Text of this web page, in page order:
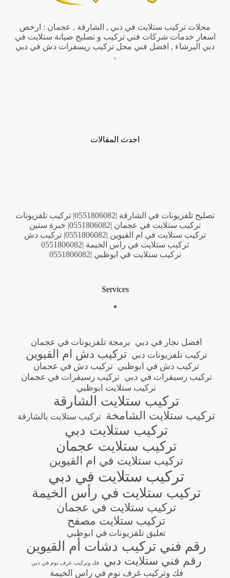
محلات تركيب ستلايت في دبي , الشارقة , عجمان : ارخص
اسعار خدمات شركات فني تركيب و تصليح صيانة ستلايت في
دبي البرشاء , افضل فني محل تركيب ريسفرات دش في دبي
,
احدث المقالات
تصليح تلفزيونات في الشارقة |0551806082| تركيب تلفزيونات
تركيب ستلايت في عجمان |0551806082| خبرة سنين
تركيب ستلايت في ام القيوين |0551806082| تركيب دش
تركيب ستلايت في راس الخيمة |0551806082
تركيب ستلايت في ابوظبي |0551806082
Services
افضل نجار في دبي برمجة تلفزيونات في عجمان
تركيب تلفزيونات دبي تركيب دش ام القيوين
تركيب دش في ابوظبي تركيب دش في عجمان
تركيب رسيفرات في دبي تركيب رسيفرات في عجمان
تركيب ستلايت ابوظبي
تركيب ستلايت الشارقة
تركيب ستلايت الشامخة تركيب ستلايت بالشارقة
تركيب ستلايت دبي
تركيب ستلايت عجمان
تركيب ستلايت في ام القيوين
تركيب ستلايت في دبي
تركيب ستلايت في رأس الخيمة
تركيب ستلايت في عجمان
تركيب ستلايت مصفح
تعليق تلفزيونات في ابوظبي
رقم فني تركيب دشات أم القيوين
رقم فني ستلايت دبي فك وتركيب غرف نوم في دبي
فك وتركيب غرف نوم في راس الخيمة